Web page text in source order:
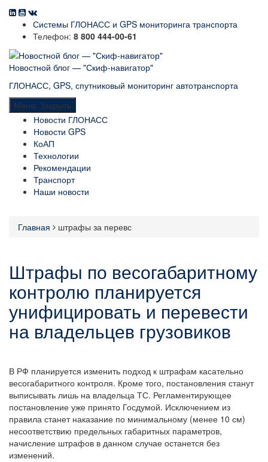
Системы ГЛОНАСС и GPS мониторинга транспорта
Телефон: 8 800 444-00-61
Новостной блог — "Скиф-навигатор"
ГЛОНАСС, GPS, спутниковый мониторинг автотранспорта
Меню Закрыть
Новости ГЛОНАСС
Новости GPS
КоАП
Технологии
Рекомендации
Транспорт
Наши новости
Главная штрафы за перевс
Штрафы по весогабаритному
контролю планируется
унифицировать и перевести
на владельцев грузовиков
В РФ планируется изменить подход к штрафам касательно
весогабаритного контроля. Кроме того, постановления станут
выписывать лишь на владельца ТС. Регламентирующее
постановление уже принято Госдумой. Исключением из
правила станет наказание по минимальному (менее 10 см)
несоответствию предельных габаритных параметров,
начисление штрафов в данном случае останется без
изменений.